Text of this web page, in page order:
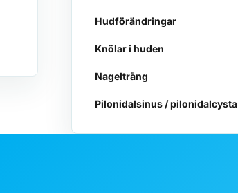
Hudförändringar
Knölar i huden
Nageltrång
Pilonidalsinus / pilonidalcysta